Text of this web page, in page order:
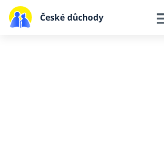
České důchody